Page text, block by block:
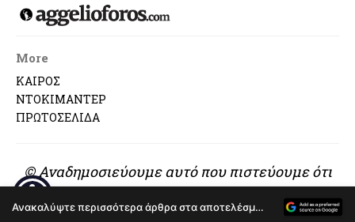
More
ΚΑΙΡΟΣ
ΝΤΟΚΙΜΑΝΤΕΡ
ΠΡΩΤΟΣΕΛΙΔΑ
© Αναδημοσιεύουμε αυτό που πιστεύουμε ότι
Ανακαλύψτε περισσότερα άρθρα στα αποτελέσματα αναζήτησης